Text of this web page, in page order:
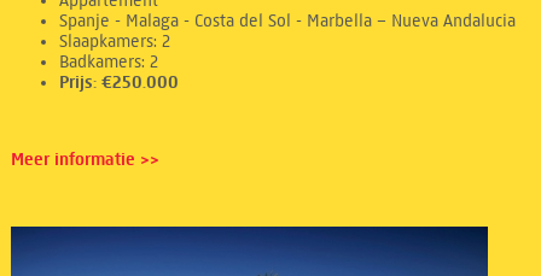
Spanje - Malaga - Costa del Sol - Marbella – Nueva Andalucia
Slaapkamers: 2
Badkamers: 2
Prijs: €250.000
Meer informatie >>